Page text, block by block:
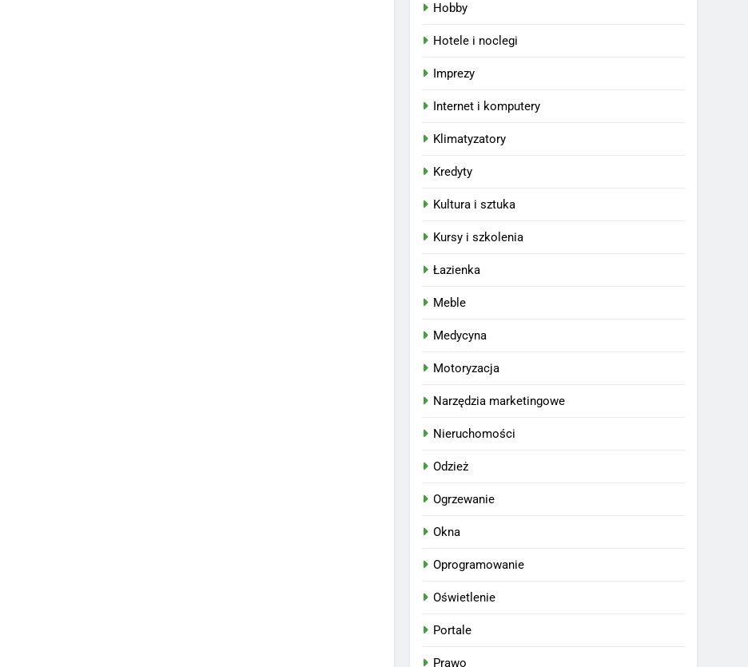
Hobby
Hotele i noclegi
Imprezy
Internet i komputery
Klimatyzatory
Kredyty
Kultura i sztuka
Kursy i szkolenia
Łazienka
Meble
Medycyna
Motoryzacja
Narzędzia marketingowe
Nieruchomości
Odzież
Ogrzewanie
Okna
Oprogramowanie
Oświetlenie
Portale
Prawo